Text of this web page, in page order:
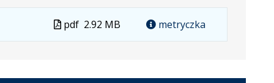
Plik
pdf 2.92 MB metryczka